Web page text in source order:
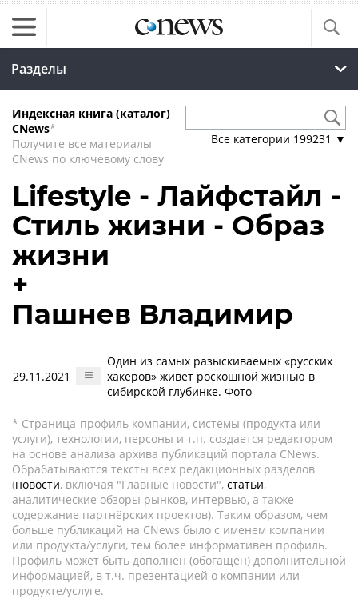
Разделы
Индексная книга (каталог)
CNews*
Получите все материалы
CNews по ключевому слову
Все категории 199231 ▼
Lifestyle - Лайфстайл -
Стиль жизни - Образ
жизни
+
Пашнев Владимир
29.11.2021
Один из самых разыскиваемых «русских
хакеров» живет роскошной жизнью в
сибирской глубинке. Фото
* Страница-профиль компании, системы (продукта или
услуги), технологии, персоны и т.п. создается редактором
на основе анализа архива публикаций портала CNews.
Обрабатываются тексты всех редакционных разделов
(новости, включая "Главные новости", статьи,
аналитические обзоры рынков, интервью, а также
содержание партнёрских проектов). Таким образом, чем
больше публикаций на CNews было с именем компании
или продукта/услуги, тем более информативен профиль.
Профиль может быть дополнен (обогащен) дополнительной
информацией, в т.ч. презентацией о компании или
продукте/услуге.